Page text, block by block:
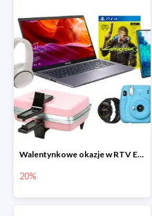
Walentynkowe okazje w RTV EURO AGD do -20%
20%